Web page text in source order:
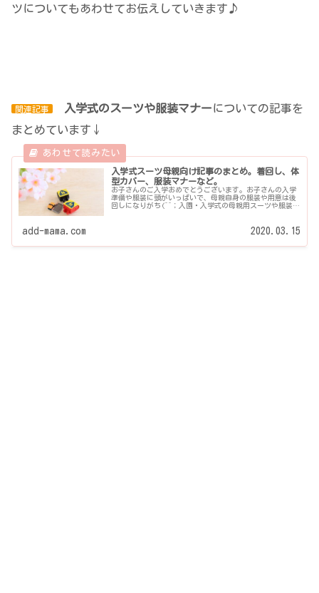
ツについてもあわせてお伝えしていきます♪
関連記事 入学式のスーツや服装マナーについての記事を
まとめています↓
入学式スーツ母親向け記事のまとめ。着回し、体
型カバー、服装マナーなど。
お子さんのご入学おめでとうございます。お子さんの入学
準備や服装に頭がいっぱいで、母親自身の服装や用意は後
回しになりがち(^^；入園・入学式の母親用スーツや服装マ
add-mama.com 2020.03.15